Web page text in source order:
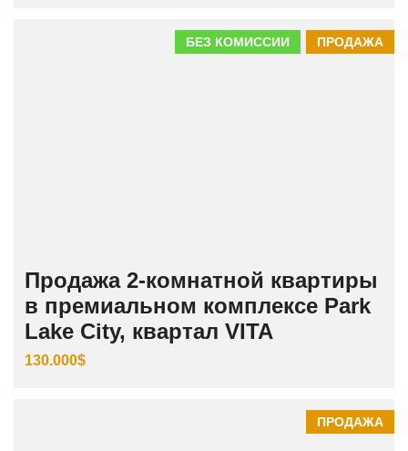
ПРОДАЖА
БЕЗ КОМИССИИ
Продажа 2-комнатной квартиры
в премиальном комплексе Park
Lake City, квартал VITA
130.000$
ПРОДАЖА